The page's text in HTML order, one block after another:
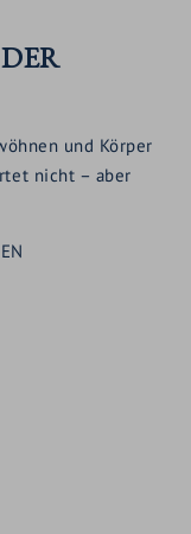
und Körper
nicht – aber